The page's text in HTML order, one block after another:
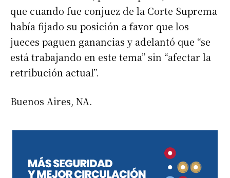
que cuando fue conjuez de la Corte Suprema
había fijado su posición a favor que los
jueces paguen ganancias y adelantó que “se
está trabajando en este tema” sin “afectar la
retribución actual”.
Buenos Aires, NA.